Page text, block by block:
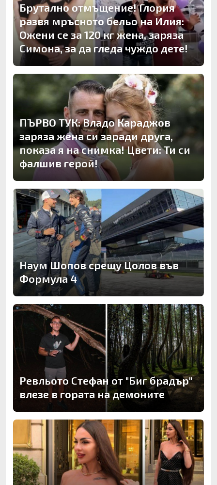
Брутално отмъщение! Глория
развя мръсното бельо на Илия:
Ожени се за 120 кг жена, заряза
Симона, за да гледа чуждо дете!
ПЪРВО ТУК: Владо Караджов
заряза жена си заради друга,
показа я на снимка! Цвети: Ти си
фалшив герой!
Наум Шопов срещу Цолов във
Формула 4
Ревльото Стефан от "Биг брадър"
влезе в гората на демоните